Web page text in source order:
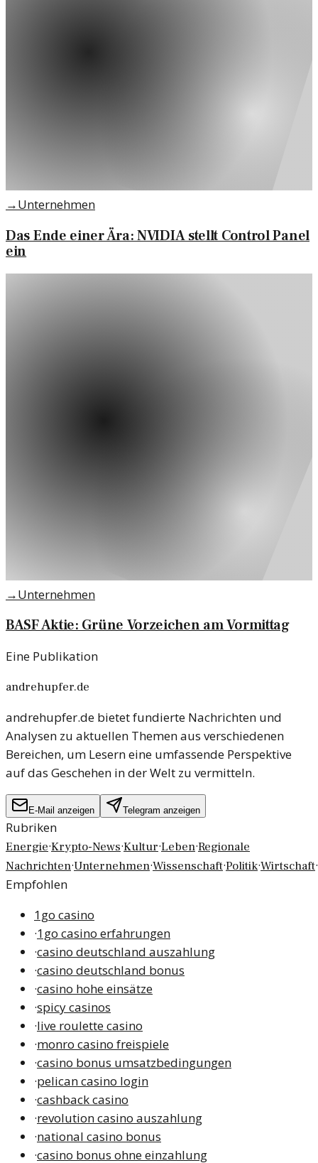
→Unternehmen
Das Ende einer Ära: NVIDIA stellt Control Panel
ein
→Unternehmen
BASF Aktie: Grüne Vorzeichen am Vormittag
Eine Publikation
andrehupfer.de
andrehupfer.de bietet fundierte Nachrichten und
Analysen zu aktuellen Themen aus verschiedenen
Bereichen, um Lesern eine umfassende Perspektive
auf das Geschehen in der Welt zu vermitteln.
E-Mail anzeigen Telegram anzeigen
Rubriken
Energie·Krypto-News·Kultur·Leben·Regionale
Nachrichten·Unternehmen·Wissenschaft·Politik·Wirtschaft·
Empfohlen
1go casino
·1go casino erfahrungen
·casino deutschland auszahlung
·casino deutschland bonus
·casino hohe einsätze
·spicy casinos
·live roulette casino
·monro casino freispiele
·casino bonus umsatzbedingungen
·pelican casino login
·cashback casino
·revolution casino auszahlung
·national casino bonus
·casino bonus ohne einzahlung